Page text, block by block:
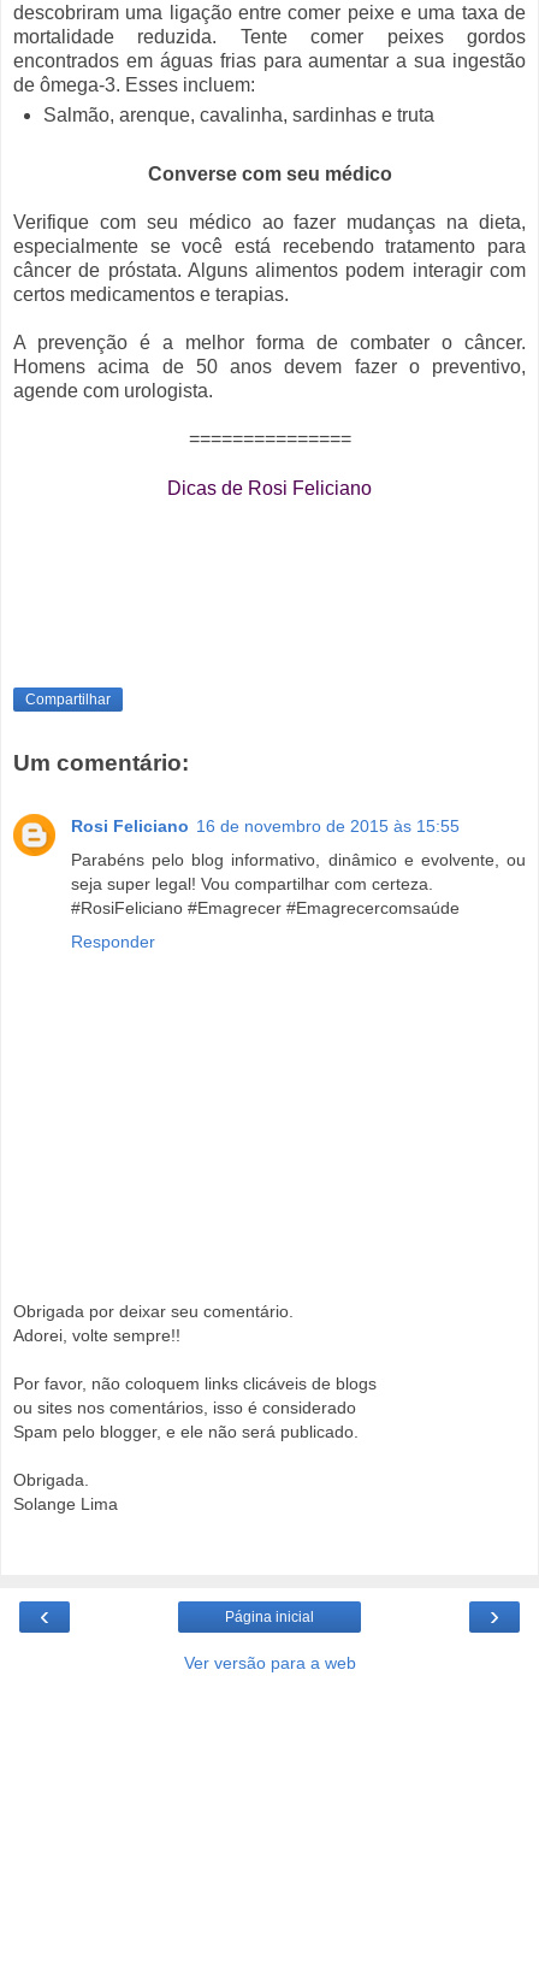
descobriram uma ligação entre comer peixe e uma taxa de
mortalidade reduzida. Tente comer peixes gordos
encontrados em águas frias para aumentar a sua ingestão
de ômega-3. Esses incluem:
Salmão, arenque, cavalinha, sardinhas e truta
Converse com seu médico
Verifique com seu médico ao fazer mudanças na dieta,
especialmente se você está recebendo tratamento para
câncer de próstata. Alguns alimentos podem interagir com
certos medicamentos e terapias.
A prevenção é a melhor forma de combater o câncer.
Homens acima de 50 anos devem fazer o preventivo,
agende com urologista.​
===============
Dicas de Rosi Feliciano
Compartilhar
Um comentário:
Rosi Feliciano 16 de novembro de 2015 às 15:55
Parabéns pelo blog informativo, dinâmico e evolvente, ou
seja super legal! Vou compartilhar com certeza.
#RosiFeliciano #Emagrecer #Emagrecercomsaúde
Responder
Obrigada por deixar seu comentário.
Adorei, volte sempre!!
Por favor, não coloquem links clicáveis de blogs
ou sites nos comentários, isso é considerado
Spam pelo blogger, e ele não será publicado.
Obrigada.
Solange Lima
‹ ›
Página inicial
Ver versão para a web